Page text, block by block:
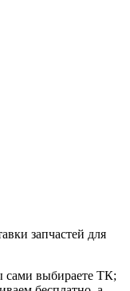
запчастей для
сами выбираете ТК;